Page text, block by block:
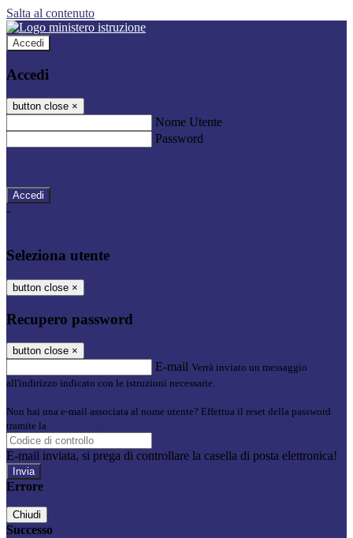
Salta al contenuto
Accedi
Accedi
button close ×
Nome Utente
Password
-
Seleziona utente
button close ×
Recupero password
button close ×
E-mail Verrà inviato un messaggio
all'indirizzo indicato con le istruzioni necessarie.
Non hai una e-mail associata al nome utente? Effettua il reset della password
tramite la
E-mail inviata, si prega di controllare la casella di posta elettronica!
Errore
Chiudi
Successo